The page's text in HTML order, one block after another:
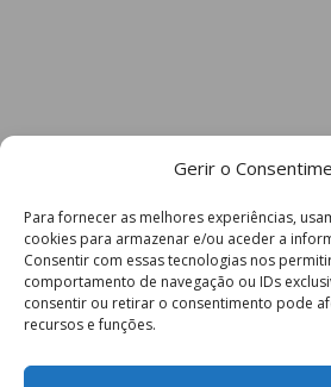
Gerir o
Para fornecer as melhores experiências,
cookies para armazenar e/ou aceder a
Consentir com essas tecnologias nos
comportamento de navegação ou IDs
consentir ou retirar o consentimento pode
recursos e funções.